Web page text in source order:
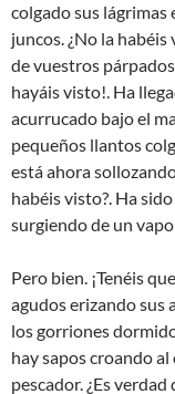
colgado sus lágrimas
juncos. ¿No la habéis
de vuestros
hayáis visto!. Ha
acurrucado bajo el
pequeños llantos
está ahora
habéis visto?. Ha
surgiendo de un
Pero bien. ¡Tenéis
agudos erizando sus
los gorriones
hay sapos croando
pescador. ¿Es